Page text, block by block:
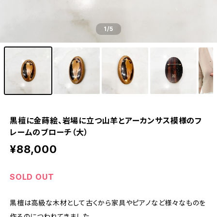
1/5
黒檀に金蒔絵、岩場に立つ山羊とアーカンサス模様のフ
レームのブローチ（大）
¥88,000
SOLD OUT
黒檀は高級な木材として古くから家具やピアノなど様々なものを